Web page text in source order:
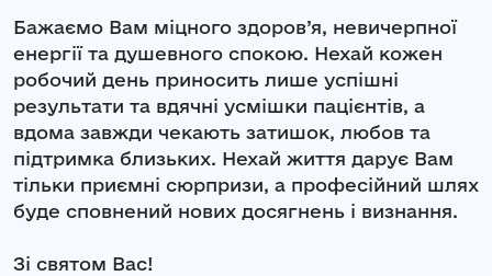
Бажаємо Вам міцного здоров’я, невичерпної
енергії та душевного спокою. Нехай кожен
робочий день приносить лише успішні
результати та вдячні усмішки пацієнтів, а
вдома завжди чекають затишок, любов та
підтримка близьких. Нехай життя дарує Вам
тільки приємні сюрпризи, а професійний шлях
буде сповнений нових досягнень і визнання.
Зі святом Вас!